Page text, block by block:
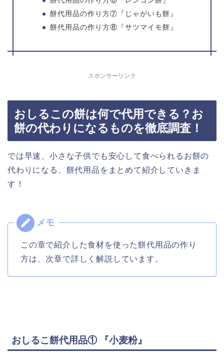
餅代用品の作り方⑦『じゃがいも餅』
餅代用品の作り方⑧『サツマイモ餅』
スポンサーリンク
おしるこの餅は何で代用できる？お
餅の代わりになるものを徹底調査！
では早速、小さな子供でも安心して食べられるお餅の
代わりになる、餅代用品をまとめて紹介していきま
す！
この章で紹介した食材を使った餅代用品の作り
方は、次章で詳しく解説しています。
おしるこ餅代用品① 『小麦粉』